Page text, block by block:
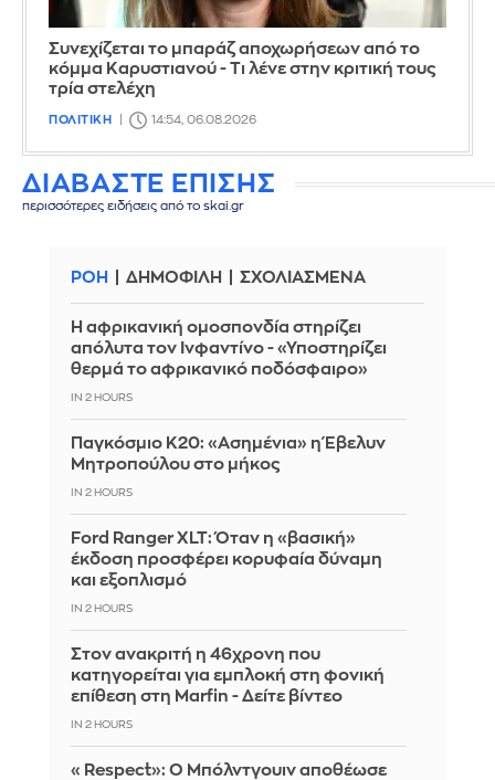
Συνεχίζεται το μπαράζ αποχωρήσεων από το
κόμμα Καρυστιανού - Τι λένε στην κριτική τους
τρία στελέχη
ΠΟΛΙΤΙΚΗ 14:54, 06.08.2026
ΔΙΑΒΑΣΤΕ ΕΠΙΣΗΣ
περισσότερες ειδήσεις από το skai.gr
ΡΟΗ ΔΗΜΟΦΙΛΗ ΣΧΟΛΙΑΣΜΕΝΑ
Η αφρικανική ομοσπονδία στηρίζει
απόλυτα τον Ινφαντίνο - «Υποστηρίζει
θερμά το αφρικανικό ποδόσφαιρο»
IN 2 HOURS
Παγκόσμιο Κ20: «Ασημένια» η Έβελυν
Μητροπούλου στο μήκος
IN 2 HOURS
Ford Ranger XLT: Όταν η «βασική»
έκδοση προσφέρει κορυφαία δύναμη
και εξοπλισμό
IN 2 HOURS
Στον ανακριτή η 46χρονη που
κατηγορείται για εμπλοκή στη φονική
επίθεση στη Marfin - Δείτε βίντεο
IN 2 HOURS
«Respect»: Ο Μπόλντγουιν αποθέωσε